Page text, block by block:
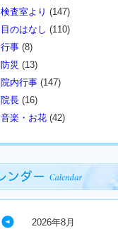
検査室より (147)
目のはなし (110)
行事 (8)
防災 (13)
院内行事 (147)
院長 (16)
音楽・お花 (42)
2026年8月